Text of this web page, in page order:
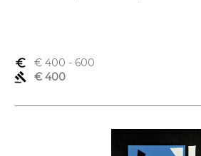
euro_symbol € 400 - 600
gavel
€ 400